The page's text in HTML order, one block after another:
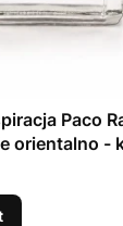
Paco
orientalno -